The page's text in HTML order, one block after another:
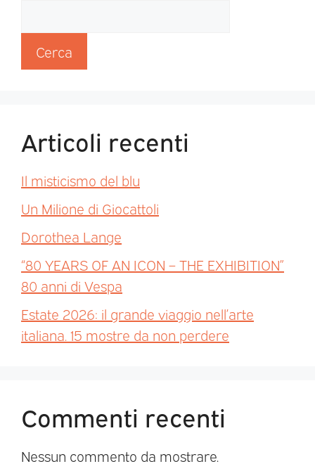
Cerca
Articoli recenti
Il misticismo del blu
Un Milione di Giocattoli
Dorothea Lange
“80 YEARS OF AN ICON – THE EXHIBITION”
80 anni di Vespa
Estate 2026: il grande viaggio nell’arte
italiana. 15 mostre da non perdere
Commenti recenti
Nessun commento da mostrare.